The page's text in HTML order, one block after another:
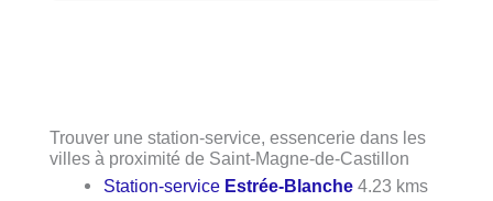
Trouver une station-service, essencerie dans les
villes à proximité de Saint-Magne-de-Castillon
Station-service Estrée-Blanche 4.23 kms